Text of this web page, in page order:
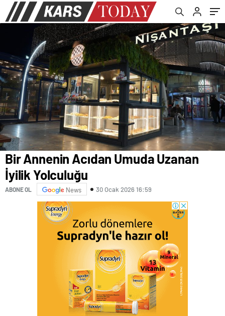
Bir Annenin Acıdan Umuda Uzanan
İyilik Yolculuğu
ABONE OL News 30 Ocak 2026 16:59